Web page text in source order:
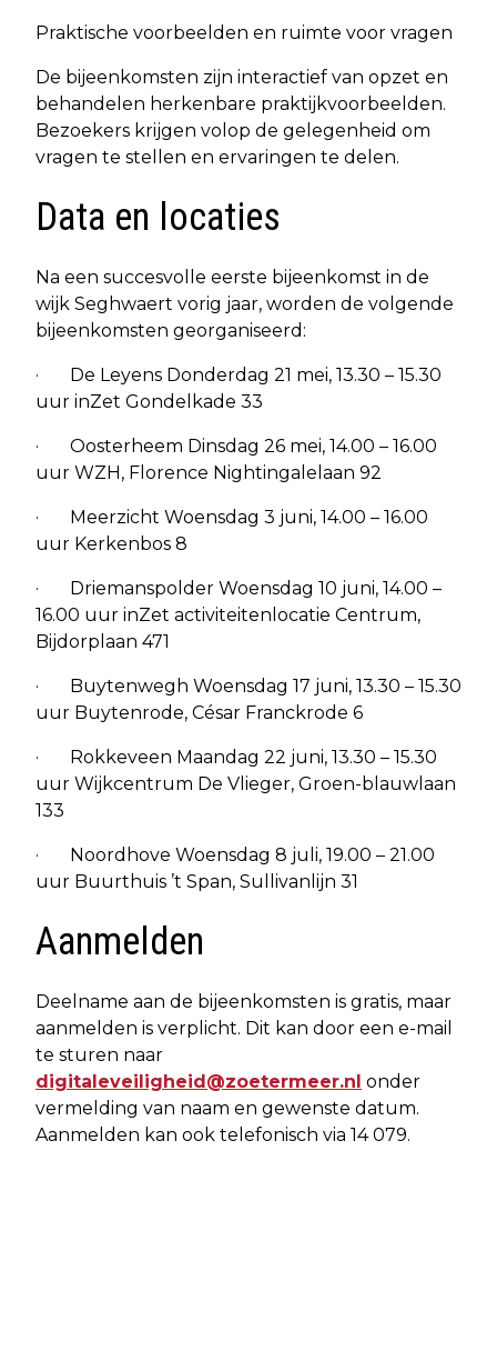
Praktische voorbeelden en ruimte voor vragen
De bijeenkomsten zijn interactief van opzet en
behandelen herkenbare praktijkvoorbeelden.
Bezoekers krijgen volop de gelegenheid om
vragen te stellen en ervaringen te delen.
Data en locaties
Na een succesvolle eerste bijeenkomst in de
wijk Seghwaert vorig jaar, worden de volgende
bijeenkomsten georganiseerd:
· De Leyens Donderdag 21 mei, 13.30 – 15.30
uur inZet Gondelkade 33
· Oosterheem Dinsdag 26 mei, 14.00 – 16.00
uur WZH, Florence Nightingalelaan 92
· Meerzicht Woensdag 3 juni, 14.00 – 16.00
uur Kerkenbos 8
· Driemanspolder Woensdag 10 juni, 14.00 –
16.00 uur inZet activiteitenlocatie Centrum,
Bijdorplaan 471
· Buytenwegh Woensdag 17 juni, 13.30 – 15.30
uur Buytenrode, César Franckrode 6
· Rokkeveen Maandag 22 juni, 13.30 – 15.30
uur Wijkcentrum De Vlieger, Groen-blauwlaan
133
· Noordhove Woensdag 8 juli, 19.00 – 21.00
uur Buurthuis ’t Span, Sullivanlijn 31
Aanmelden
Deelname aan de bijeenkomsten is gratis, maar
aanmelden is verplicht. Dit kan door een e-mail
te sturen naar
digitaleveiligheid@zoetermeer.nl onder
vermelding van naam en gewenste datum.
Aanmelden kan ook telefonisch via 14 079.